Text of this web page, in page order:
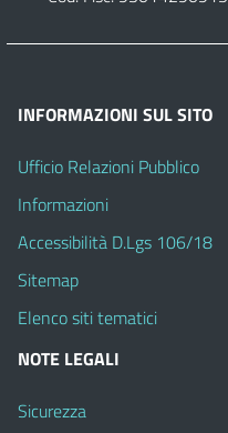
INFORMAZIONI SUL SITO
Ufficio Relazioni Pubblico
Informazioni
Accessibilità D.Lgs 106/18
Sitemap
Elenco siti tematici
NOTE LEGALI
Sicurezza